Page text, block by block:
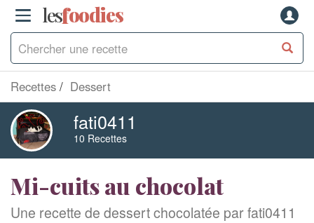
lesfoodies
Recettes Dessert
fati0411
10 Recettes
Mi-cuits au chocolat
Une recette de dessert chocolatée par fati0411